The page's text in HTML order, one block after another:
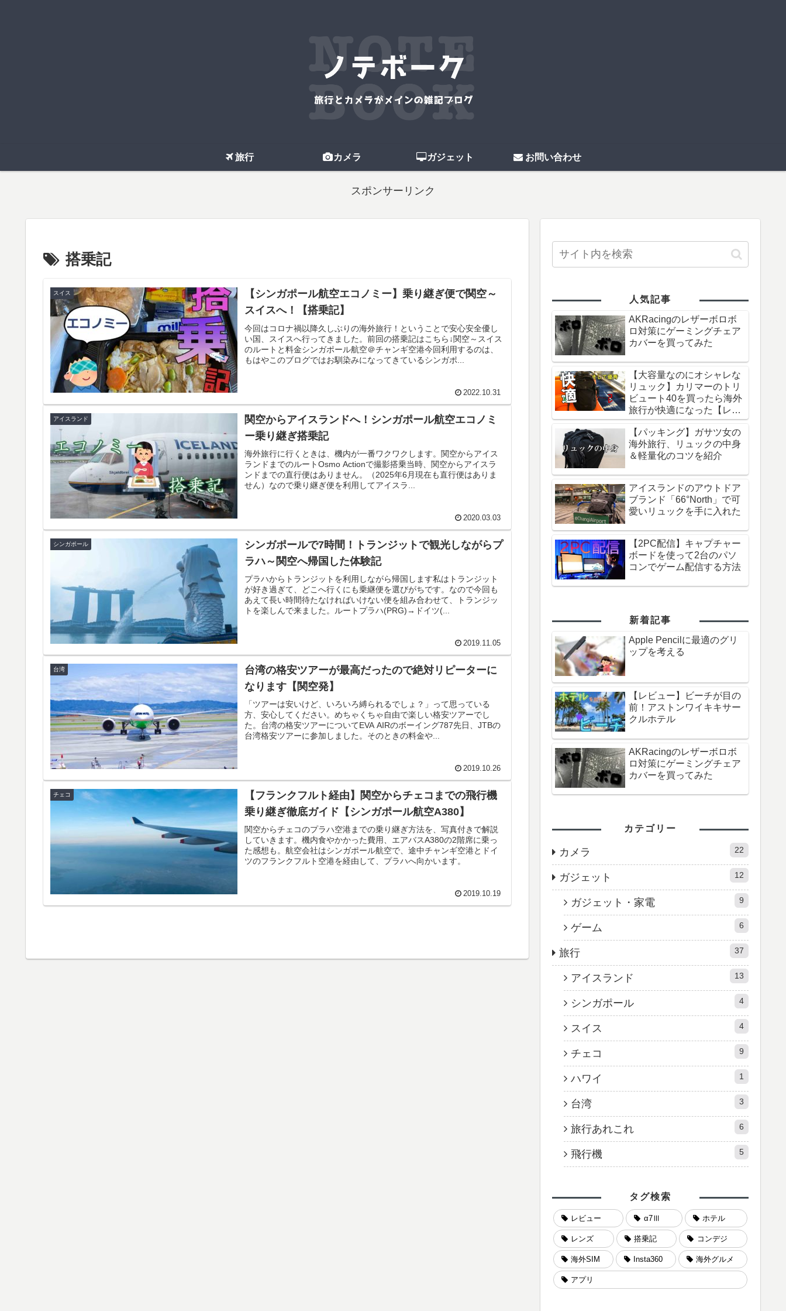
旅行 カメラ ガジェット お問い合わせ
スポンサーリンク
搭乗記
スイス
【シンガポール航空エコノミー】乗り継ぎ便で関空～
スイスへ！【搭乗記】
今回はコロナ禍以降久しぶりの海外旅行！ということで安心安全優し
い国、スイスへ行ってきました。前回の搭乗記はこちら↓関空～スイス
のルートと料金シンガポール航空＠チャンギ空港今回利用するのは、
もはやこのブログではお馴染みになってきているシンガポ...
2022.10.31
アイスランド
関空からアイスランドへ！シンガポール航空エコノミ
ー乗り継ぎ搭乗記
海外旅行に行くときは、機内が一番ワクワクします。関空からアイス
ランドまでのルートOsmo Actionで撮影搭乗当時、関空からアイスラ
ンドまでの直行便はありません。（2025年6月現在も直行便はありま
せん）なので乗り継ぎ便を利用してアイスラ...
2020.03.03
シンガポール
シンガポールで7時間！トランジットで観光しながらプ
ラハ～関空へ帰国した体験記
プラハからトランジットを利用しながら帰国します私はトランジット
が好き過ぎて、どこへ行くにも乗継便を選びがちです。なので今回も
あえて長い時間待たなければいけない便を組み合わせて、トランジッ
トを楽しんで来ました。ルートプラハ(PRG)→ドイツ(...
2019.11.05
台湾
台湾の格安ツアーが最高だったので絶対リピーターに
なります【関空発】
「ツアーは安いけど、いろいろ縛られるでしょ？」って思っている
方、安心してください。めちゃくちゃ自由で楽しい格安ツアーでし
た。台湾の格安ツアーについてEVA AIRのボーイング787先日、JTBの
台湾格安ツアーに参加しました。そのときの料金や...
2019.10.26
チェコ
【フランクフルト経由】関空からチェコまでの飛行機
乗り継ぎ徹底ガイド【シンガポール航空A380】
関空からチェコのプラハ空港までの乗り継ぎ方法を、写真付きで解説
していきます。機内食やかかった費用、エアバスA380の2階席に乗っ
た感想も。航空会社はシンガポール航空で、途中チャンギ空港とドイ
ツのフランクフルト空港を経由して、プラハへ向かいます。
2019.10.19
人気記事
AKRacingのレザーボロボ
ロ対策にゲーミングチェア
カバーを買ってみた
【大容量なのにオシャレな
リュック】カリマーのトリ
ビュート40を買ったら海外
旅行が快適になった【レビ
ュー】
【パッキング】ガサツ女の
海外旅行、リュックの中身
＆軽量化のコツを紹介
アイスランドのアウトドア
ブランド「66°North」で可
愛いリュックを手に入れた
【2PC配信】キャプチャー
ボードを使って2台のパソ
コンでゲーム配信する方法
新着記事
Apple Pencilに最適のグリ
ップを考える
【レビュー】ビーチが目の
前！アストンワイキキサー
クルホテル
AKRacingのレザーボロボ
ロ対策にゲーミングチェア
カバーを買ってみた
カテゴリー
カメラ 22
ガジェット 12
ガジェット・家電 9
ゲーム 6
旅行 37
アイスランド 13
シンガポール 4
スイス 4
チェコ 9
ハワイ 1
台湾 3
旅行あれこれ 6
飛行機 5
タグ検索
レビュー α7Ⅲ ホテル
レンズ 搭乗記 コンデジ
海外SIM Insta360 海外グルメ
アプリ